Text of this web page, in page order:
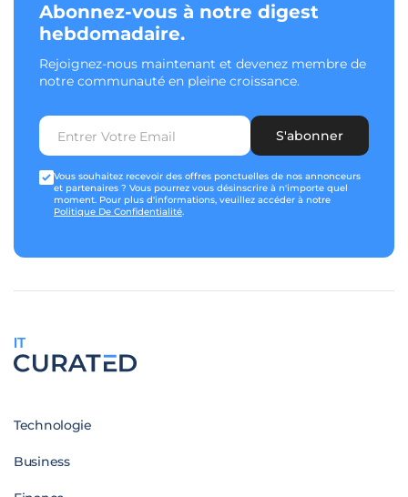
Abonnez-vous à notre digest
hebdomadaire.
Rejoignez-nous maintenant et devenez membre de
notre communauté en pleine croissance.
S'abonner
Vous souhaitez recevoir des offres ponctuelles de nos annonceurs
et partenaires ? Vous pourrez vous désinscrire à n'importe quel
moment. Pour plus d'informations, veuillez accéder à notre
Politique De Confidentialité.
IT
Technologie
Business